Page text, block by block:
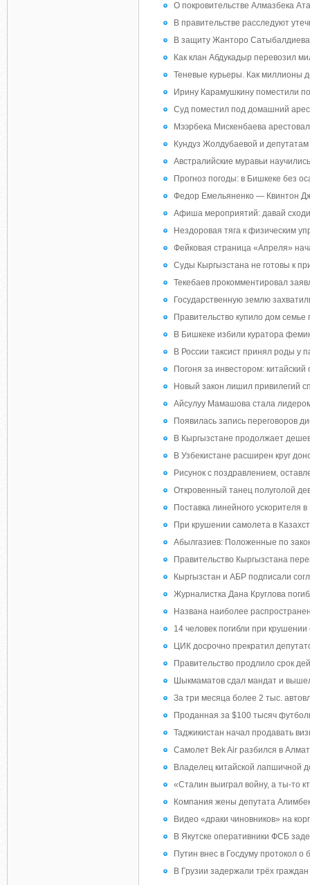
О покровительстве Алмазбека
В правительстве расследуют
В защиту Жанторо Сатыбалдиева
Как клан Абдукадыр перевозил
Теневые курьеры. Как миллионы
Ирину Карамушкину поместили
Суд поместил под домашний
Мээрбека Мискенбаева
Кундуз Жолдубаевой и
Австралийские муравьи
Прогноз погоды: в Бишкеке без
Федор Емельяненко — Квинтон
Афиша мероприятий: давай
Нездоровая тяга к физическим
Фейковая страница «Апреля»
Суды Кыргызстана не готовы к
Текебаев прокомментировал
Государственную землю
Правительство купило дом семье
В Бишкеке избили куратора
В России таксист принял роды у
Погоня за инвестором:
Новый закон лишил привилегий
Айсулуу Мамашова стала
Появилась запись переговоров
В Кыргызстане продолжает
В Узбекистане расширен круг
Рисунок с поздравлением,
Откровенный танец полуголой
Поставка линейного ускорителя
При крушении самолета в
Абылгазиев: Положенные по
Правительство Кыргызстана
Кыргызстан и АБР подписали
Журналистка Дана Круглова
Названа наиболее
14 человек погибли при
ЦИК досрочно прекратил
Правительство продлило срок
Шыкмаматов сдал мандат и
За три месяца более 2 тыс.
Проданная за $100 тысяч
Таджикистан начал продавать
Самолет Bek Air разбился в
Владелец китайской лапшичной
«Сталин выиграл войну, а ты-то
Компания жены депутата
Видео «драки чиновников» на
В Якутске оперативники ФСБ
Путин внес в Госдуму протокол
В Грузии задержали трёх